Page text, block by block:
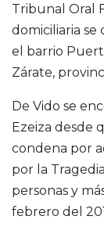
Tribunal Oral
domiciliaria
el barrio
Zárate,
De Vido se
Ezeiza desde
condena por
por la
personas y
febrero del